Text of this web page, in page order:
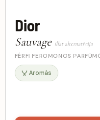
Dior
Sauvage illat alternatívája
FÉRFI FEROMONOS
Aromás